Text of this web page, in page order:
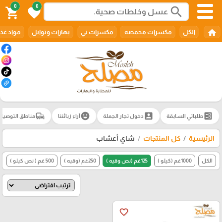
search
0
favorite
0
shopping_cart
home الكل مكسرات محمصه مكسرات ني بهارات وتوابل مواد
ballotطلباتي السابقة account_box دخول تجار الجملة emoji_emotionsآراء زبائننا commuteمناطق
الرئيسية كل المنتجات شاي أعشاب
الكل 1000غم (كيلو ) 125غم (نص وقيه ) 250غم (وقيه ) 500 غم ( نص كيلو )
favorite_border